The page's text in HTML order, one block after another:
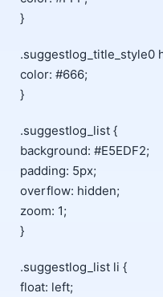
}
.suggestlog_title_style0
color: #666;
}
.suggestlog_list {
background: #E5EDF2;
padding: 5px;
overflow: hidden;
zoom: 1;
}
.suggestlog_list li {
float: left;